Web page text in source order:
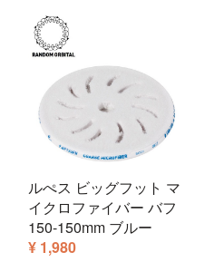
ルぺス ビッグフット マ
イクロファイバー バフ
150-150mm ブルー
¥ 1,980